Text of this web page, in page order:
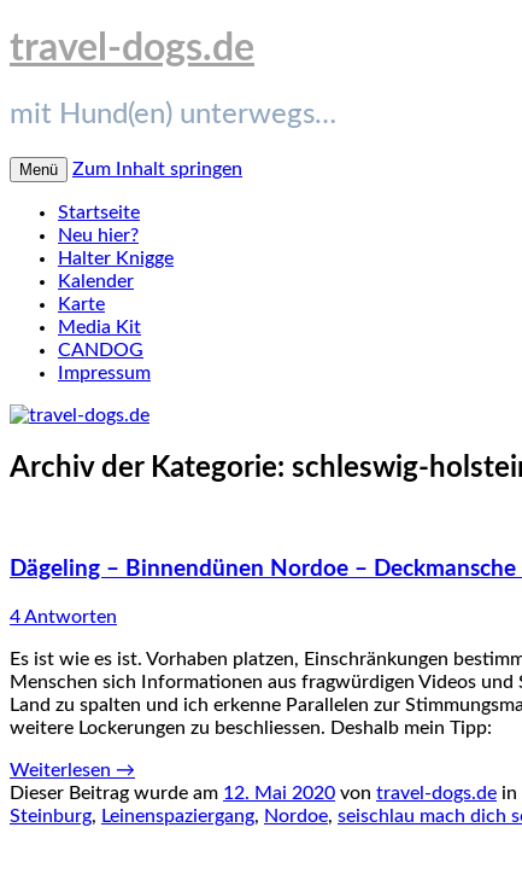
travel-dogs.de
mit Hund(en) unterwegs…
Menü Zum Inhalt springen
Startseite
Neu hier?
Halter Knigge
Kalender
Karte
Media Kit
CANDOG
Impressum
Archiv der Kategorie: schleswig-
Dägeling – Binnendünen Nordoe –
4 Antworten
Es ist wie es ist. Vorhaben platzen, Einschränkungen
Menschen sich Informationen aus fragwürdigen Videos
Land zu spalten und ich erkenne Parallelen zur
weitere Lockerungen zu beschliessen. Deshalb mein Tipp:
Weiterlesen →
Dieser Beitrag wurde am 12. Mai 2020 von travel-dogs.de in
Steinburg, Leinenspaziergang, Nordoe, seischlau mach dich